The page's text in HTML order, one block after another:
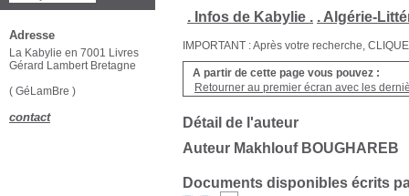
. Infos de Kabylie . . Algérie-
IMPORTANT : Après votre recherche,
A partir de cette page vous pouvez :
Retourner au premier écran avec les
Détail de l'auteur
Auteur Makhlouf BOUGHAREB
Documents disponibles écrits
Adresse
La Kabylie en 7001 Livres
Gérard Lambert Bretagne
( GéLamBre )
contact